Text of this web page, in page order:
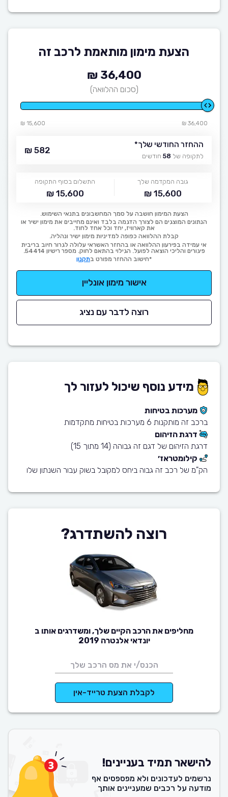
הצעת מימון מותאמת לרכב זה
36,400 ₪
(סכום ההלוואה)
36,400 ₪
15,600 ₪
ההחזר החודשי שלך*
לתקופה של 58 חודשים
582 ₪
גובה המקדמה שלך
15,600 ₪
התשלום בסוף התקופה
15,600 ₪
הצעת המימון חושבה על סמך המחשבונים בתנאי השימוש.
הנתונים המוצגים הם לצורך הדגמה בלבד ואינם מחייבים את מימון ישיר או
את קארוויז, יחד וכל אחד לחוד.
קבלת ההלוואה כפופה למדיניות מימון ישיר ונהליה.
אי עמידה בפירעון ההלוואה או בהחזר האשראי עלולה לגרור חיוב בריבית
פיגורים והליכי הוצאה לפועל. הגילוי בהתאם לחוק. מספר רישיון 54414.
*חישוב ההחזר מפורט בתקנון
אישור מימון אונליין
רוצה לדבר עם נציג
מידע נוסף שיכול לעזור לך
מערכות בטיחות
ברכב זה מותקנות 6 מערכות בטיחות מתקדמות
דרגת הזיהום
דרגת הזיהום של דגם זה גבוהה (14 מתוך 15)
קילומטראז׳
הק"מ של רכב זה גבוה ביחס למקובל בשוק עבור השנתון שלו
רוצה להשתדרג?
מחליפים את הרכב הקיים שלך, ומשדרגים אותו ב
יונדאי אלנטרה 2019
לקבלת הצעת טרייד-אין
להישאר תמיד בעניינים!
נרשמים לעדכונים ולא מפספסים אף
מודעה על רכבים שמעניינים אותך